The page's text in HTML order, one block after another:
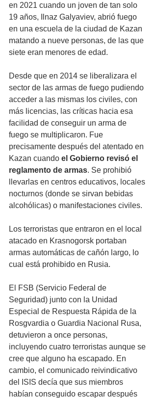
en 2021 cuando un joven de tan solo
19 años, Ilnaz Galyaviev, abrió fuego
en una escuela de la ciudad de Kazan
matando a nueve personas, de las que
siete eran menores de edad.
Desde que en 2014 se liberalizara el
sector de las armas de fuego pudiendo
acceder a las mismas los civiles, con
más licencias, las críticas hacia esa
facilidad de conseguir un arma de
fuego se multiplicaron. Fue
precisamente después del atentado en
Kazan cuando el Gobierno revisó el
reglamento de armas. Se prohibió
llevarlas en centros educativos, locales
nocturnos (donde se sirvan bebidas
alcohólicas) o manifestaciones civiles.
Los terroristas que entraron en el local
atacado en Krasnogorsk portaban
armas automáticas de cañón largo, lo
cual está prohibido en Rusia.
El FSB (Servicio Federal de
Seguridad) junto con la Unidad
Especial de Respuesta Rápida de la
Rosgvardia o Guardia Nacional Rusa,
detuvieron a once personas,
incluyendo cuatro terroristas aunque se
cree que alguno ha escapado. En
cambio, el comunicado reivindicativo
del ISIS decía que sus miembros
habían conseguido escapar después